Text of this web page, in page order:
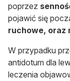
poprzez
pojawić się
ruchowe, oraz
W przypadku
antidotum dla
leczenia